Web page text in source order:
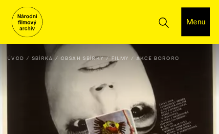
Menu
ÚVOD SBÍRKA OBSAH SBÍRKY FILMY AKCE BORORO